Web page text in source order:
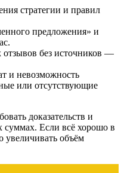
стратегии и правил
предложения» и
без источников —
и невозможность
или отсутствующие
доказательств и
суммах. Если всё хорошо в
объём